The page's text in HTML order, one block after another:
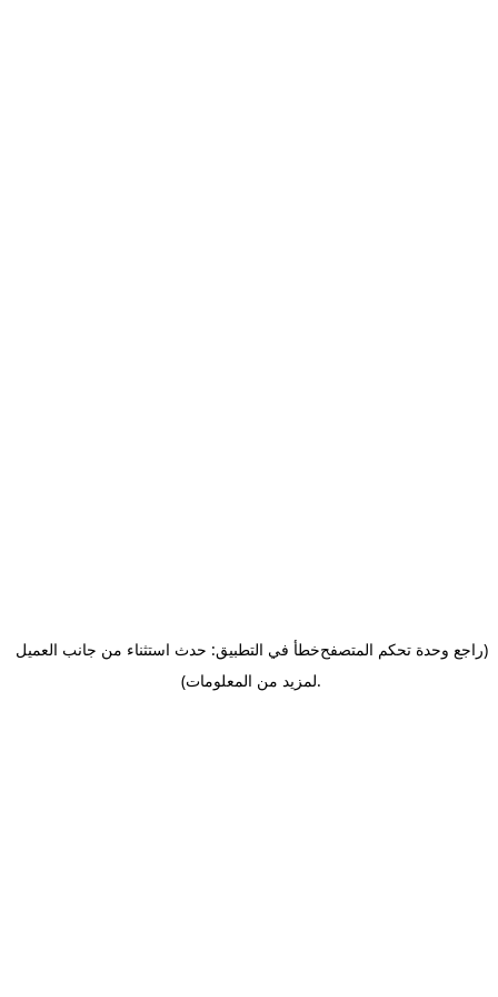
خطأ في التطبيق: حدث استثناء من جانب العميل(راجع وحدة تحكم المتصفح
لمزيد من المعلومات).